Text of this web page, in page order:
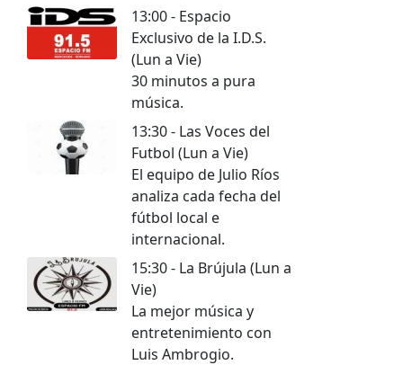
13:00 - Espacio
Exclusivo de la I.D.S.
(Lun a Vie)
30 minutos a pura
música.
13:30 - Las Voces del
Futbol (Lun a Vie)
El equipo de Julio Ríos
analiza cada fecha del
fútbol local e
internacional.
15:30 - La Brújula (Lun a
Vie)
La mejor música y
entretenimiento con
Luis Ambrogio.